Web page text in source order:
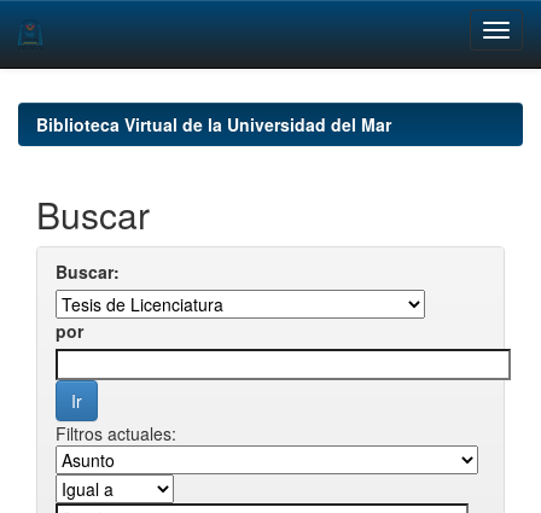
navigationBiblioteca Virtual de la Universidad del Mar
Buscar
Buscar:
por
Filtros actuales: